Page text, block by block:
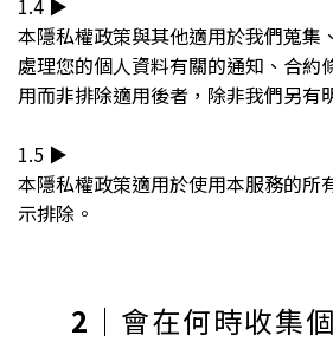
1.4 ▶︎
本隱私權政策與其他適用於我們蒐集
處理您的個人資料有關的通知、合約
用而非排除適用後者，除非我們另有
1.5 ▶︎
本隱私權政策適用於使用本服務的所
示排除。
2 ｜會在何時收集